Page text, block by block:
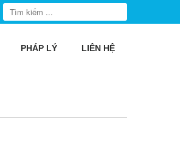
PHÁP LÝ LIÊN HỆ